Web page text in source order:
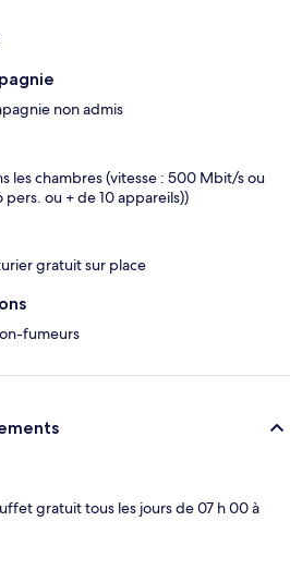
non admis
les chambres (vitesse : 500 Mbit/s ou
pers. ou + de 10 appareils))
gratuit sur place
fumeurs
gratuit tous les jours de 07 h 00 à